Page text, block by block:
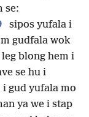
se:
sipos yufala i
gudfala wok
blong hem i
se hu i
gud yufala mo
ya we i stap